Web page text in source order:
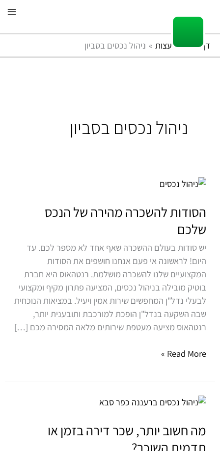
לתוכן
דף הבית עצות ניהול נכסים בסביון
ניהול נכסים בסביון
הסודות להשכרה מהירה של הנכס
שלכם
יש סודות בעולם ההשכרה שאף אחד לא מספר לכם. עד
היום! לראשונה אי פעם אנחנו חושפים את הסודות
המקצועיים שלנו להשכרה מושלמת. רנטהאוס היא חברת
בוטיק מובילה בניהול נכסים, המציעה פתרון מקיף ומקצועי
לבעלי נדל"ן המחפשים שירות אמין ויעיל. במציאות הנוכחית
שבה השקעה בנדל"ן הופכת למורכבת ותובענית יותר,
רנטהאוס מציעה מעטפת שירותים מלאה המסירה מכם […]
הסודות
מהירה
הנכס
שלכם
Read More »
מה חשוב יותר, שכר דירה בזמן או
מה
יותר,